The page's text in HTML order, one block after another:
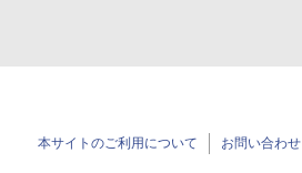
本サイトのご利用について お問い合わせ